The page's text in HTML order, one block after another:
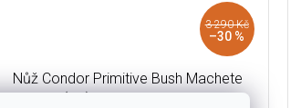
3 290 Kč
–30 %
Nůž Condor Primitive Bush Machete
(CS) CTK3902-12HC